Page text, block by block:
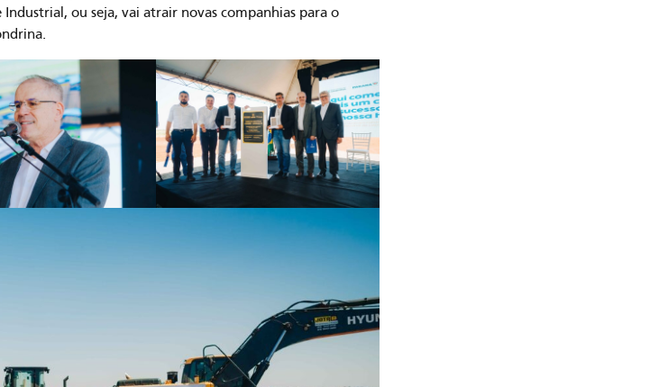
Industrial, ou seja, vai atrair novas companhias para o